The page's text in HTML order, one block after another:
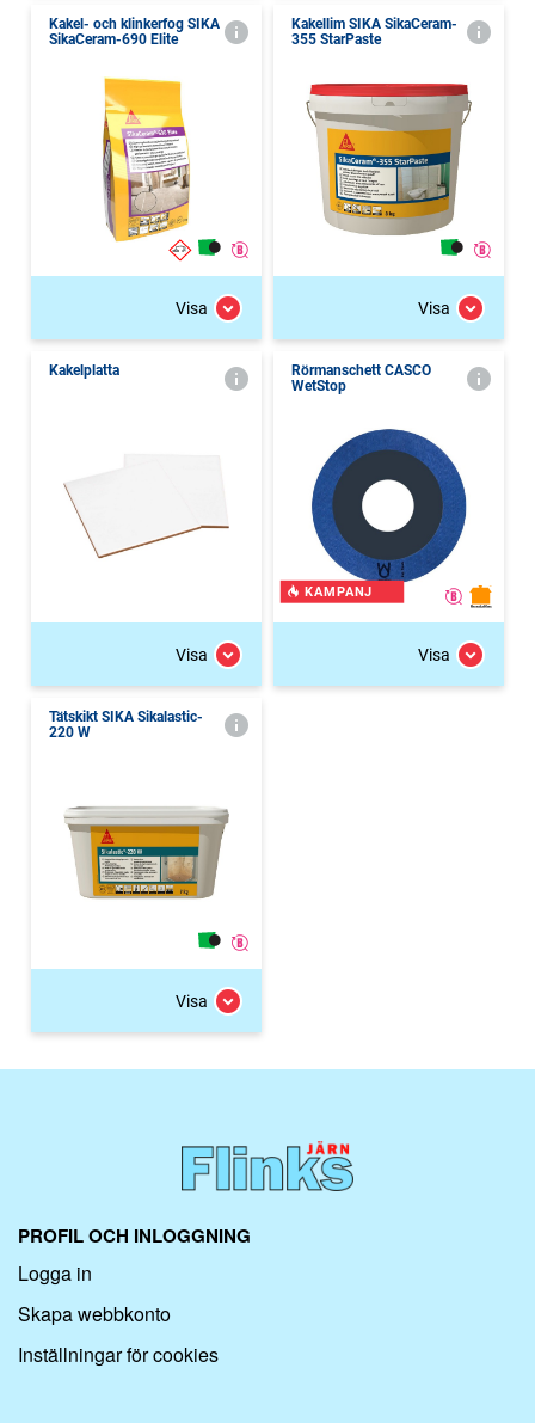
Kakel- och klinkerfog SIKA
SikaCeram-690 Elite
Visa
Kakellim SIKA SikaCeram-
355 StarPaste
Visa
Kakelplatta
Visa
Rörmanschett CASCO
WetStop
KAMPANJ
Visa
Tätskikt SIKA Sikalastic-
220 W
Visa
PROFIL OCH INLOGGNING
Logga in
Skapa webbkonto
Inställningar för cookies